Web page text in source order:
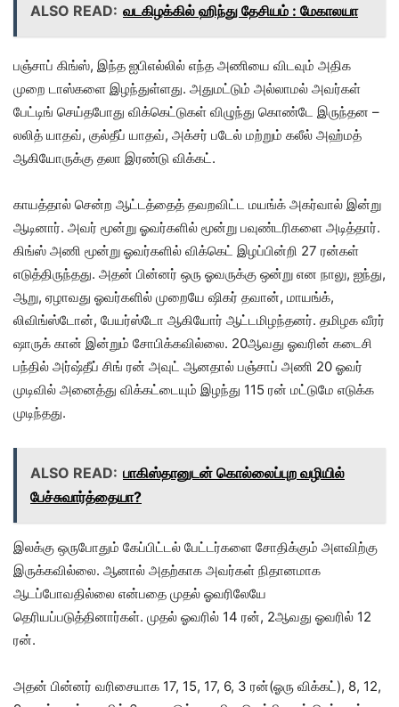
ALSO READ: வடகிழக்கில் ஹிந்து தேசியம் : மேகாலயா
பஞ்சாப் கிங்ஸ், இந்த ஐபிஎல்லில் எந்த அணியை விடவும் அதிக
முறை டாஸ்களை இழந்துள்ளது. அதுமட்டும் அல்லாமல் அவர்கள்
பேட்டிங் செய்தபோது விக்கெட்டுகள் விழுந்து கொண்டே இருந்தன –
லலித் யாதவ், குல்தீப் யாதவ், அக்சர் படேல் மற்றும் கலீல் அஹ்மத்
ஆகியோருக்கு தலா இரண்டு விக்கட்.
காயத்தால் சென்ற ஆட்டத்தைத் தவறவிட்ட மயங்க் அகர்வால் இன்று
ஆடினார். அவர் மூன்று ஓவர்களில் மூன்று பவுண்டரிகளை அடித்தார்.
கிங்ஸ் அணி மூன்று ஓவர்களில் விக்கெட் இழப்பின்றி 27 ரன்கள்
எடுத்திருந்தது. அதன் பின்னர் ஒரு ஓவருக்கு ஒன்று என நாலு, ஐந்து,
ஆறு, ஏழாவது ஓவர்களில் முறையே ஷிகர் தவான், மாயங்க்,
லிவிங்ஸ்டோன், பேயர்ஸ்டோ ஆகியோர் ஆட்டமிழந்தனர். தமிழக வீரர்
ஷாருக் கான் இன்றும் சோபிக்கவில்லை. 20ஆவது ஓவரின் கடைசி
பந்தில் அர்ஷ்தீப் சிங் ரன் அவுட் ஆனதால் பஞ்சாப் அணி 20 ஓவர்
முடிவில் அனைத்து விக்கட்டையும் இழந்து 115 ரன் மட்டுமே எடுக்க
முடிந்தது.
ALSO READ: பாகிஸ்தானுடன் கொல்லைப்புற வழியில்
பேச்சுவார்த்தையா?
இலக்கு ஒருபோதும் கேப்பிட்டல் பேட்டர்களை சோதிக்கும் அளவிற்கு
இருக்கவில்லை. ஆனால் அதற்காக அவர்கள் நிதானமாக
ஆடப்போவதில்லை என்பதை முதல் ஓவரிலேயே
தெரியப்படுத்தினார்கள். முதல் ஓவரில் 14 ரன், 2ஆவது ஓவரில் 12
ரன்.
அதன் பின்னர் வரிசையாக 17, 15, 17, 6, 3 ரன்(ஓரு விக்கட்), 8, 12,